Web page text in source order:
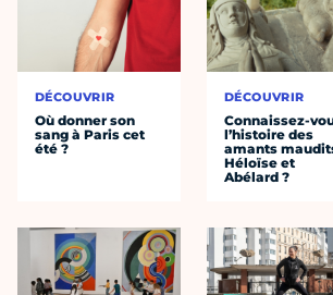
DÉCOUVRIR
Où donner son
sang à Paris cet
été ?
DÉCOUVRIR
Connaissez-
l’histoire des
amants
Héloïse et
Abélard ?